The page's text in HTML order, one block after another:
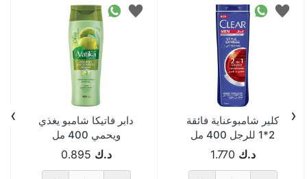
كلير شامبوعناية فائقة
2*1 للرجل 400 مل
د.ك 1.770
دابر فاتيكا شامبو يغذي
ويحمي 400 مل
د.ك 0.895
‹
›